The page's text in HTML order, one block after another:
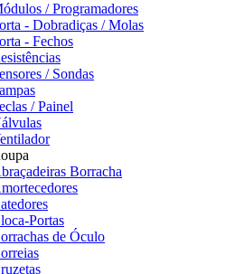
/ Programadores
- Dobradiças / Molas
- Fechos
/ Sondas
/ Painel
Borracha
Portas
de Óculo